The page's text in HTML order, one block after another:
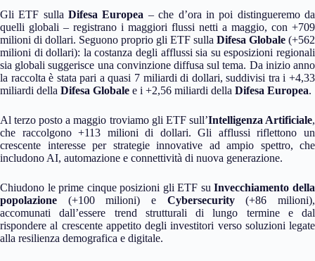
Gli ETF sullaDifesa Europea – che d’ora in poi distingueremo da
quelli globali – registrano i maggiori flussi netti a maggio, con +709
milioni di dollari. Seguono proprio gli ETF sulla Difesa Globale (+562
milioni di dollari): la costanza degli afflussi sia su esposizioni regionali
sia globali suggerisce una convinzione diffusa sul tema. Da inizio anno
la raccolta è stata pari a quasi 7 miliardi di dollari, suddivisi tra i +4,33
miliardi della Difesa Globale e i +2,56 miliardi della Difesa Europea.
Al terzo posto a maggio troviamo gli ETF sull’Intelligenza Artificiale,
che raccolgono +113 milioni di dollari. Gli afflussi riflettono un
crescente interesse per strategie innovative ad ampio spettro, che
includono AI, automazione e connettività di nuova generazione.
Chiudono le prime cinque posizioni gli ETF suInvecchiamento della
popolazione (+100 milioni) e Cybersecurity(+86 milioni),
accomunati dall’essere trend strutturali di lungo termine e dal
rispondere al crescente appetito degli investitori verso soluzioni legate
alla resilienza demografica e digitale.